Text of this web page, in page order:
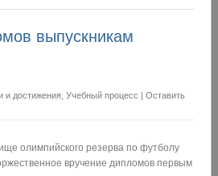
выпускникам
и достижения Учебный процесс | Оставить
олимпийского резерва по футболу
вручение дипломов первым